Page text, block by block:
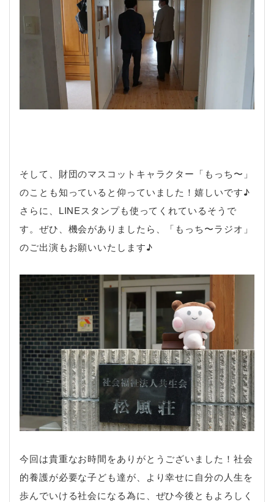
そして、財団のマスコットキャラクター「もっち〜」
のことも知っていると仰っていました！嬉しいです♪
さらに、LINEスタンプも使ってくれているそうで
す。ぜひ、機会がありましたら、「もっち〜ラジオ」
のご出演もお願いいたします♪
今回は貴重なお時間をありがとうございました！社会
的養護が必要な子ども達が、より幸せに自分の人生を
歩んでいける社会になる為に、ぜひ今後ともよろしく